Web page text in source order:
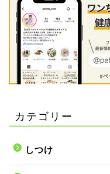
カテゴリー
しつけ